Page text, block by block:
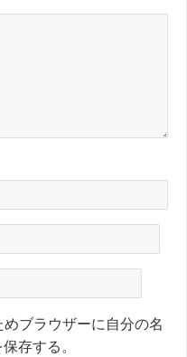
ブラウザーに自分の名
存する。